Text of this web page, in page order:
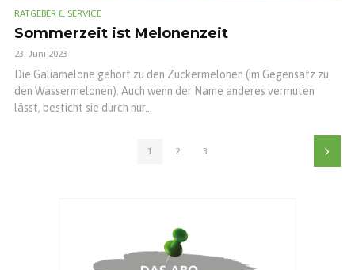
RATGEBER & SERVICE
Sommerzeit ist Melonenzeit
23. Juni 2023
Die Galiamelone gehört zu den Zuckermelonen (im Gegensatz zu
den Wassermelonen). Auch wenn der Name anderes vermuten
lässt, besticht sie durch nur...
1 2 3